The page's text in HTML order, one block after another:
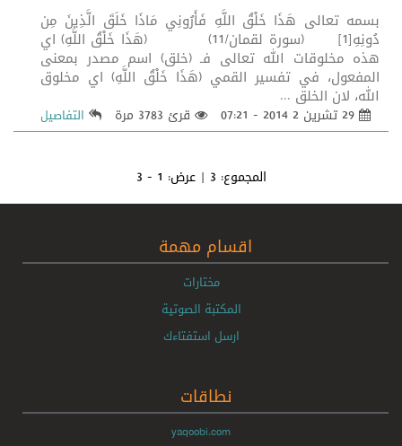
بسمه تعالى هَذَا خَلْقُ اللَّهِ فَأَرُونِي مَاذَا خَلَقَ الَّذِينَ مِن
دُونِهِ[1] (سورة لقمان/11) (هَذَا خَلْقُ اللَّهِ) اي
هذه مخلوقات الله تعالى فـ (خلق) اسم مصدر بمعنى
المفعول، في تفسير القمي (هَذَا خَلْقُ اللَّهِ) اي مخلوق
الله، لان الخلق ...
قرئ 3783 مرة التفاصيل
المجموع: 3 | عرض: 1 - 3
اقسام مهمة
مختارات
المكتبة الصوتية
ارسل استفتاءك
نطاقات
yaqoobi.com